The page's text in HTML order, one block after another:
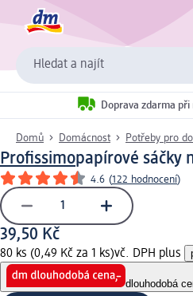
Hledat a najít
Doprava zdarma při
Domů Domácnost Potřeby pro
Profissimopapírové sáčky
4.6 (122 hodnocení)
39,50 Kč
80 ks (0,49 Kč za 1 ks)vč. DPH plus
dlouhodobá